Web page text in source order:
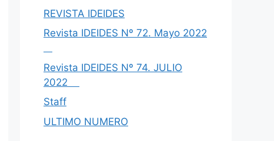
REVISTA IDEIDES
Revista IDEIDES Nº 72. Mayo 2022
Revista IDEIDES Nº 74. JULIO
2022
Staff
ULTIMO NUMERO